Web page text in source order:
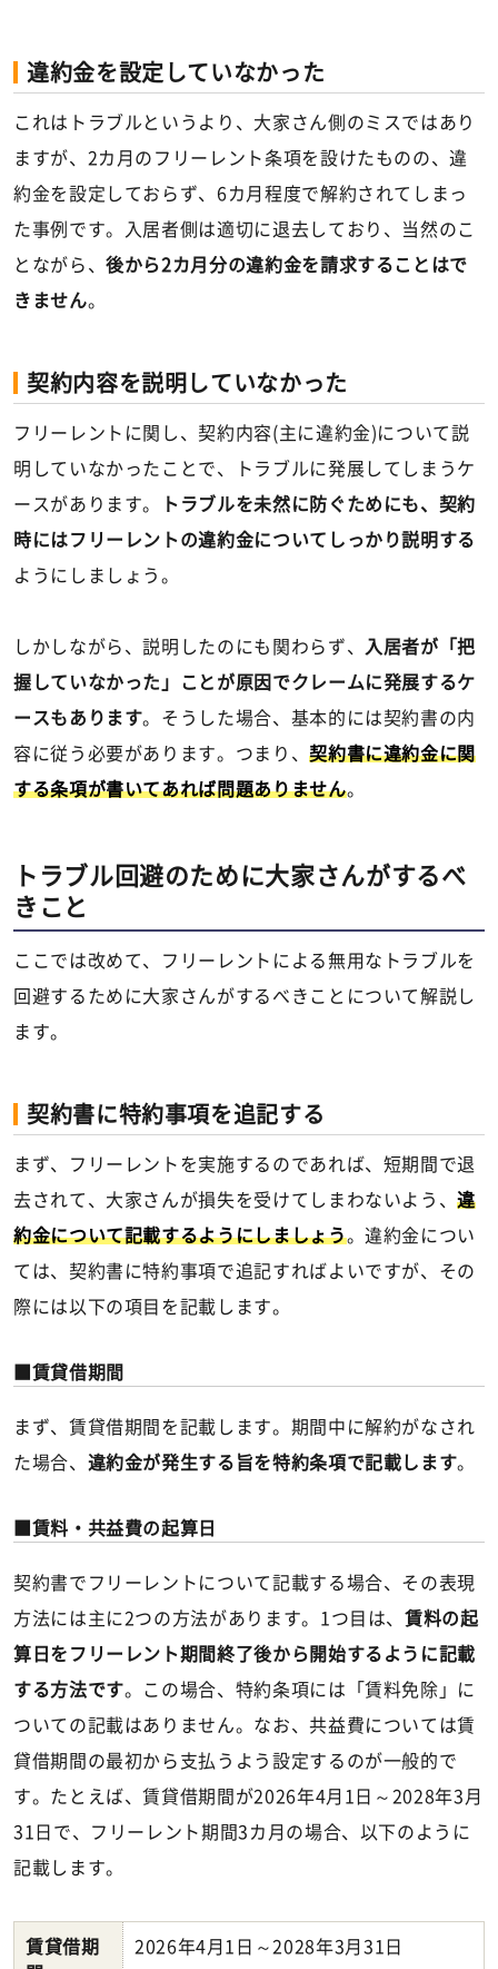
違約金を設定していなかった
これはトラブルというより、大家さん側のミスではあり
ますが、2カ月のフリーレント条項を設けたものの、違
約金を設定しておらず、6カ月程度で解約されてしまっ
た事例です。入居者側は適切に退去しており、当然のこ
とながら、後から2カ月分の違約金を請求することはで
きません。
契約内容を説明していなかった
フリーレントに関し、契約内容(主に違約金)について説
明していなかったことで、トラブルに発展してしまうケ
ースがあります。
トラブルを未然に防ぐためにも、契約
時にはフリーレントの違約金についてしっかり説明する
ようにしましょう。
しかしながら、説明したのにも関わらず、
入居者が「把
握していなかった」ことが原因でクレームに発展するケ
ースもあります。そうした場合、基本的には契約書の内
容に従う必要があります。つまり、契約書に違約金に関
する条項が書いてあれば問題ありません。
トラブル回避のために大家さんがするべ
きこと
ここでは改めて、フリーレントによる無用なトラブルを
回避するために大家さんがするべきことについて解説し
ます。
契約書に特約事項を追記する
まず、フリーレントを実施するのであれば、短期間で退
去されて、大家さんが損失を受けてしまわないよう、違
約金について記載するようにしましょう。違約金につい
ては、契約書に特約事項で追記すればよいですが、その
際には以下の項目を記載します。
賃貸借期間
まず、賃貸借期間を記載します。期間中に解約がなされ
た場合、 違約金が発生する旨を特約条項で記載します。
賃料・共益費の起算日
契約書でフリーレントについて記載する場合、その表現
方法には主に2つの方法があります。1つ目は、賃料の起
算日をフリーレント期間終了後から開始するように記載
する方法です。この場合、特約条項には「賃料免除」に
ついての記載はありません。なお、共益費については賃
貸借期間の最初から支払うよう設定するのが一般的で
す。たとえば、賃貸借期間が2026年4月1日～2028年3月
31日で、フリーレント期間3カ月の場合、以下のように
記載します。
賃貸借期
2026年4月1日～2028年3月31日